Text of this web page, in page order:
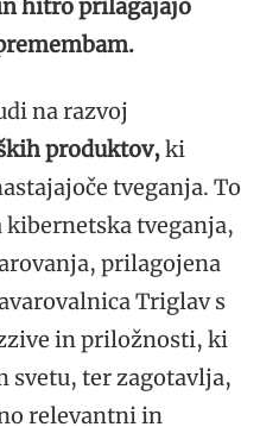
hitro prilagajajo
na razvoj
produktov,ki
tveganja. To
tveganja,
prilagojena
Triglav s
in priložnosti, ki
svetu, ter zagotavlja,
relevantni in